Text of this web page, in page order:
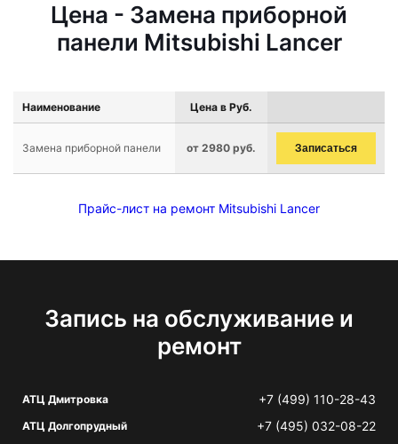
Цена - Замена приборной
панели Mitsubishi Lancer
Наименование Цена в Руб.
Замена приборной панели от 2980 руб. Записаться
Прайс-лист на ремонт Mitsubishi Lancer
Запись на обслуживание и
ремонт
АТЦ Дмитровка +7 (499) 110-28-43
АТЦ Долгопрудный +7 (495) 032-08-22